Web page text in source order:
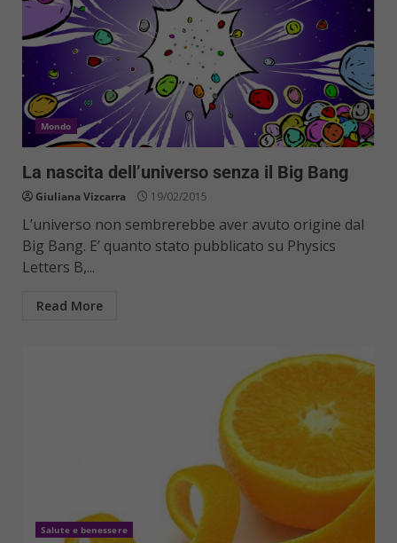
Mondo
La nascita dell’universo senza il Big Bang
Giuliana Vizcarra 19/02/2015
L’universo non sembrerebbe aver avuto origine dal
Big Bang. E’ quanto stato pubblicato su Physics
Letters B,...
Read More
Salute e benessere